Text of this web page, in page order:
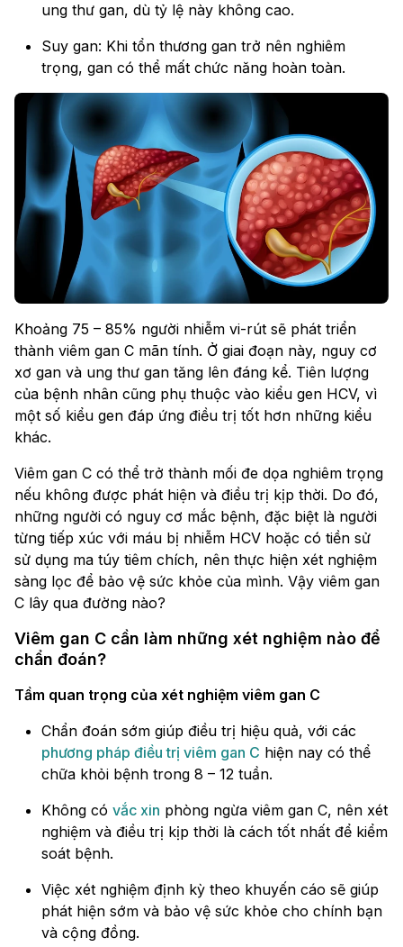
ung thư gan, dù tỷ lệ này không cao.
Suy gan: Khi tổn thương gan trở nên nghiêm
trọng, gan có thể mất chức năng hoàn toàn.
Khoảng 75 – 85% người nhiễm vi-rút sẽ phát triển
thành viêm gan C mãn tính. Ở giai đoạn này, nguy cơ
xơ gan và ung thư gan tăng lên đáng kể. Tiên lượng
của bệnh nhân cũng phụ thuộc vào kiểu gen HCV, vì
một số kiểu gen đáp ứng điều trị tốt hơn những kiểu
khác.
Viêm gan C có thể trở thành mối đe dọa nghiêm trọng
nếu không được phát hiện và điều trị kịp thời. Do đó,
những người có nguy cơ mắc bệnh, đặc biệt là người
từng tiếp xúc với máu bị nhiễm HCV hoặc có tiền sử
sử dụng ma túy tiêm chích, nên thực hiện xét nghiệm
sàng lọc để bảo vệ sức khỏe của mình. Vậy viêm gan
C lây qua đường nào?
Viêm gan C cần làm những xét nghiệm nào để
chẩn đoán?
Tầm quan trọng của xét nghiệm viêm gan C
Chẩn đoán sớm giúp điều trị hiệu quả, với các
phương pháp điều trị viêm gan C hiện nay có thể
chữa khỏi bệnh trong 8 – 12 tuần.
Không có vắc xin phòng ngừa viêm gan C, nên xét
nghiệm và điều trị kịp thời là cách tốt nhất để kiểm
soát bệnh.
Việc xét nghiệm định kỳ theo khuyến cáo sẽ giúp
phát hiện sớm và bảo vệ sức khỏe cho chính bạn
và cộng đồng.